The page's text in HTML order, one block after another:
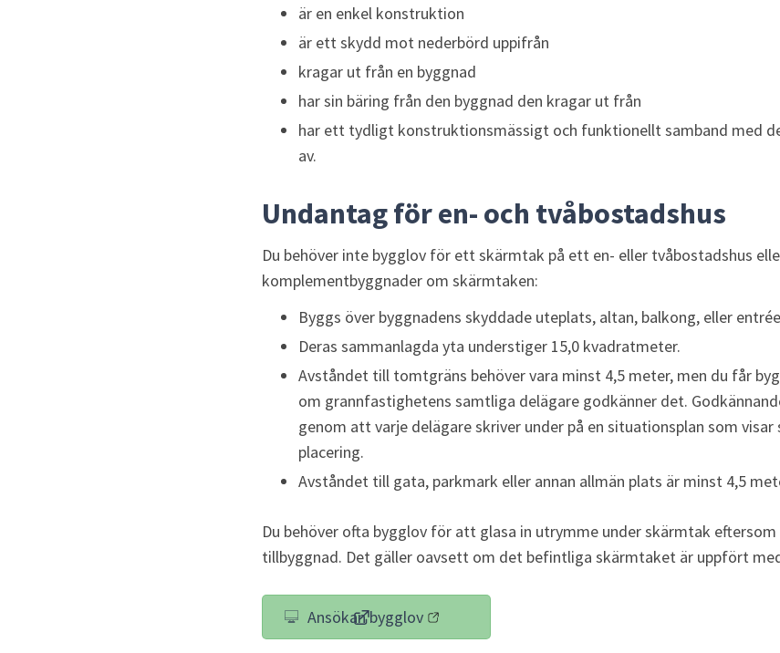
är en enkel konstruktion
är ett skydd mot nederbörd uppifrån
kragar ut från en byggnad
har sin bäring från den byggnad den kragar ut från
har ett tydligt konstruktionsmässigt och funktionellt samband med
av.
Undantag för en- och tvåbostadshus
Du behöver inte bygglov för ett skärmtak på ett en- eller tvåbostadshus
komplementbyggnader om skärmtaken:
Byggs över byggnadens skyddade uteplats, altan, balkong, eller
Deras sammanlagda yta understiger 15,0 kvadratmeter.
Avståndet till tomtgräns behöver vara minst 4,5 meter, men du får
om grannfastighetens samtliga delägare godkänner det.
genom att varje delägare skriver under på en situationsplan som
placering.
Avståndet till gata, parkmark eller annan allmän plats är minst 4,5
Du behöver ofta bygglov för att glasa in utrymme under skärmtak
tillbyggnad. Det gäller oavsett om det befintliga skärmtaket är uppfört
Ansökan bygglov
(länk till annan webbplats)